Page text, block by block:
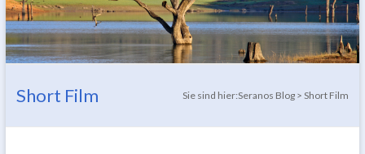
Short Film Sie sind hier:Seranos Blog >Short Film